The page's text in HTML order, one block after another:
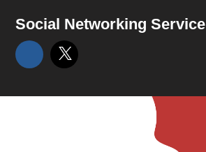
Social Networking Service